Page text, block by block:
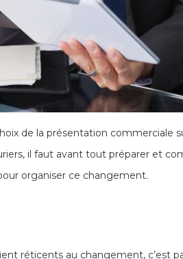
de la présentation
il faut avant tout préparer et
organiser ce changement.
réticents au changement, c’est